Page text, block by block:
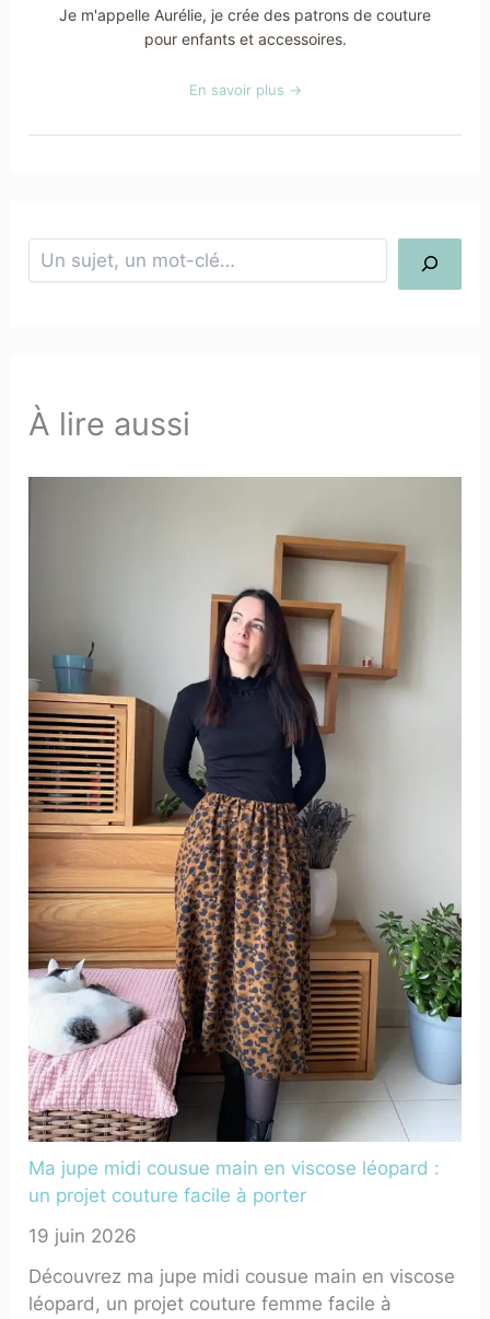
Je m'appelle Aurélie, je crée des patrons de couture
pour enfants et accessoires.
En savoir plus →
À lire aussi
Ma jupe midi cousue main en viscose léopard :
un projet couture facile à porter
19 juin 2026
Découvrez ma jupe midi cousue main en viscose
léopard, un projet couture femme facile à